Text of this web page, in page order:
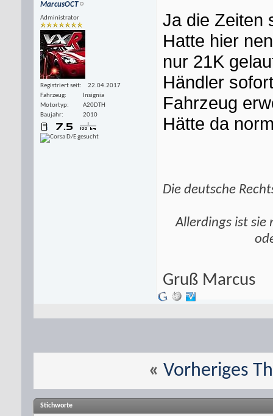
MarcusOCT
Administrator
Registriert seit
22.04.2017
Fahrzeug
Insignia
Motortyp
A20DTH
Baujahr
2010
Ja die Zeiten
Hatte hier
nur 21K
Händler
Fahrzeug
Hätte da
Die deutsche
Allerdings ist sie
Gruß Marcus
« Vorheriges
Stichworte